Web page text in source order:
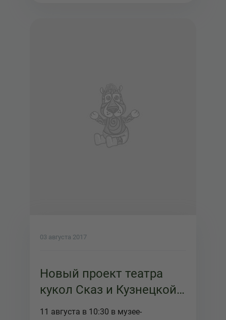
03 августа 2017
Новый проект театра
кукол Сказ и Кузнецкой
крепости
11 августа в 10:30 в музее-